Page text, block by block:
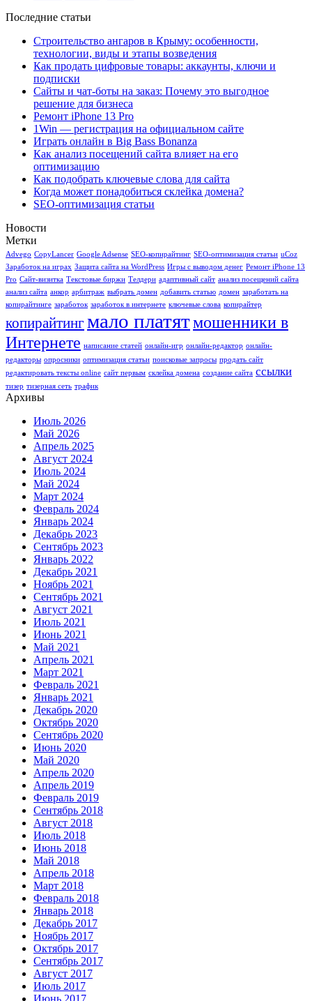
Последние статьи
Строительство ангаров в Крыму: особенности,
технологии, виды и этапы возведения
Как продать цифровые товары: аккаунты, ключи и
подписки
Сайты и чат-боты на заказ: Почему это выгодное
решение для бизнеса
Ремонт iPhone 13 Pro
1Win — регистрация на официальном сайте
Играть онлайн в Big Bass Bonanza
Как анализ посещений сайта влияет на его
оптимизацию
Как подобрать ключевые слова для сайта
Когда может понадобиться склейка домена?
SEO-оптимизация статьи
Новости
Метки
Advego CopyLancer Google Adsense SEO-копирайтинг SEO-оптимизация статьи uCoz
Заработок на играх Защита сайта на WordPress Игры с выводом денег Ремонт iPhone 13
Pro Сайт-визитка Текстовые биржи Телдери адаптивный сайт анализ посещений сайта
анализ сайта анкор арбитраж выбрать домен добавить статью домен заработать на
копирайтинге заработок заработок в интернете ключевые слова копирайтер
копирайтинг мало платятмошенники в
Интернете написание статей онлайн-игр онлайн-редактор онлайн-
редакторы опросники оптимизация статьи поисковые запросы продать сайт
редактировать тексты online сайт первым склейка домена создание сайта ссылки
тизер тизерная сеть трафик
Архивы
Июль 2026
Май 2026
Апрель 2025
Август 2024
Июль 2024
Май 2024
Март 2024
Февраль 2024
Январь 2024
Декабрь 2023
Сентябрь 2023
Январь 2022
Декабрь 2021
Ноябрь 2021
Сентябрь 2021
Август 2021
Июль 2021
Июнь 2021
Май 2021
Апрель 2021
Март 2021
Февраль 2021
Январь 2021
Декабрь 2020
Октябрь 2020
Сентябрь 2020
Июнь 2020
Май 2020
Апрель 2020
Апрель 2019
Февраль 2019
Сентябрь 2018
Август 2018
Июль 2018
Июнь 2018
Май 2018
Апрель 2018
Март 2018
Февраль 2018
Январь 2018
Декабрь 2017
Ноябрь 2017
Октябрь 2017
Сентябрь 2017
Август 2017
Июль 2017
Июнь 2017